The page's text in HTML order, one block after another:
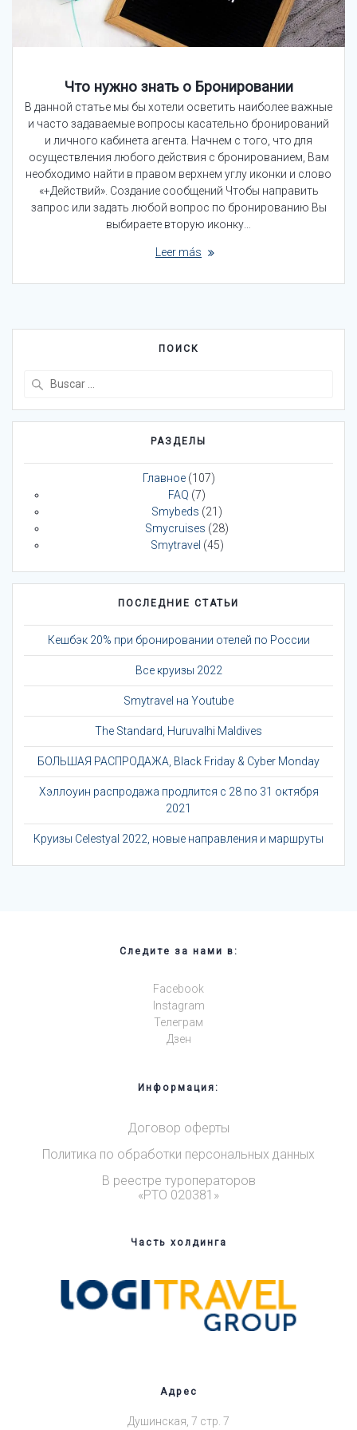
Что нужно знать о Бронировании
В данной статье мы бы хотели осветить наиболее важные
и часто задаваемые вопросы касательно бронирований
и личного кабинета агента. Начнем с того, что для
осуществления любого действия с бронированием, Вам
необходимо найти в правом верхнем углу иконки и слово
«+Действий». Создание сообщений Чтобы направить
запрос или задать любой вопрос по бронированию Вы
выбираете вторую иконку…
Leer más
ПОИСК
РАЗДЕЛЫ
Главное(107)
FAQ (7)
Smybeds (21)
Smycruises (28)
Smytravel (45)
ПОСЛЕДНИЕ СТАТЬИ
Кешбэк 20% при бронировании отелей по России
Все круизы 2022
Smytravel на Youtube
The Standard, Huruvalhi Maldives
БОЛЬШАЯ РАСПРОДАЖА, Black Friday & Cyber Monday
Хэллоуин распродажа продлится с 28 по 31 октября
2021
Круизы Celestyal 2022, новые направления и маршруты
Следите за нами в:
Facebook
Instagram
Телеграм
Дзен
Информация:
Договор оферты
Политика по обработки персональных данных
В реестре туроператоров
«РТО 020381»
Часть холдинга
Адрес
Душинская, 7 стр. 7